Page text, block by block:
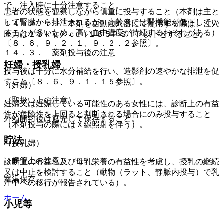
で、注入時に十分注意すること。
１４．２．７． 本剤を自動注入器にて使用する際は、注入
圧力は１３ｋｇ／ｃu（１８５ＰＳＩ）以下とすること。
１４．３． 薬剤投与後の注意
投与後は十分に水分補給を行い、造影剤の速やかな排泄を促
すこと〔８．６、９．１．１５参照〕。
（取扱い上の注意）
外箱開封後は遮光して保存すること。
貯法
（保管上の注意）
室温保存。
ホーム
患者の状態を観察しながら慎重に投与すること（本剤は主と
して腎臓から排泄されるが、高齢者では腎機能が低下してい
ることが多いため、高い血中濃度が持続するおそれがある）
〔８．６、９．２．１、９．２．２参照〕。
妊婦・授乳婦
（妊婦）
妊婦又は妊娠している可能性のある女性には、診断上の有益
性が危険性を上回ると判断される場合にのみ投与すること
（本剤投与の際にはＸ線照射を伴う）。
（授乳婦）
診断上の有益性及び母乳栄養の有益性を考慮し、授乳の継続
又は中止を検討すること（動物（ラット、静脈内投与）で乳
汁中への移行が報告されている）。
小児等